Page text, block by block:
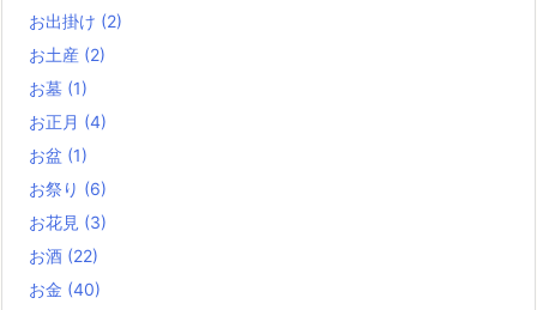
お出掛け (2)
お土産 (2)
お墓 (1)
お正月 (4)
お盆 (1)
お祭り (6)
お花見 (3)
お酒 (22)
お金 (40)